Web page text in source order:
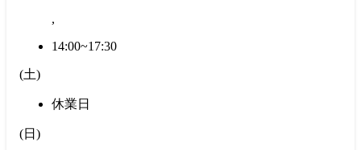
,
14:00~17:30
(土)
休業日
(日 )